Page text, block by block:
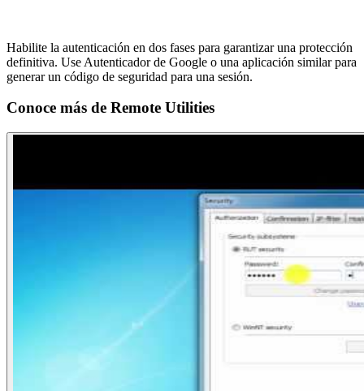
Habilite la autenticación en dos fases para garantizar una protección
definitiva. Use Autenticador de Google o una aplicación similar para
generar un código de seguridad para una sesión.
Conoce más de Remote Utilities